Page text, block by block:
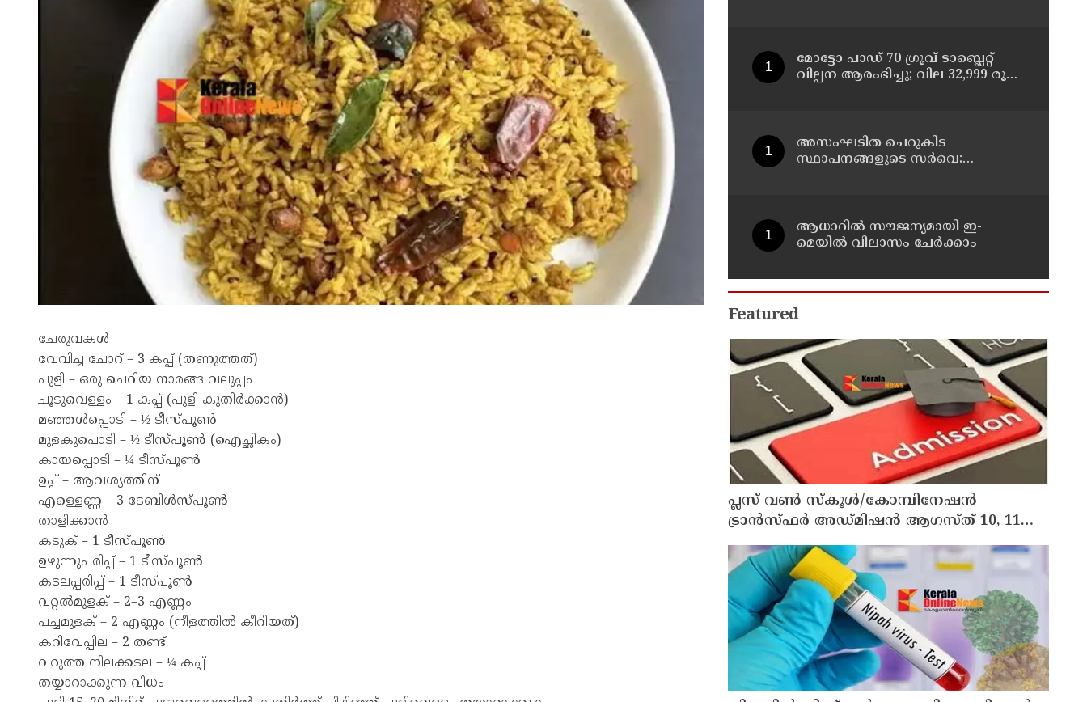
ചേരുവകൾ
വേവിച്ച ചോറ് – 3 കപ്പ് (തണുത്തത്)
പുളി – ഒരു ചെറിയ നാരങ്ങ വലുപ്പം
ചൂടുവെള്ളം – 1 കപ്പ് (പുളി കുതിർക്കാൻ)
മഞ്ഞൾപ്പൊടി – ½ ടീസ്പൂൺ
മുളകുപൊടി – ½ ടീസ്പൂൺ (ഐച്ഛികം)
കായപ്പൊടി – ¼ ടീസ്പൂൺ
ഉപ്പ് – ആവശ്യത്തിന്
എള്ളെണ്ണ – 3 ടേബിൾസ്പൂൺ
താളിക്കാൻ
കടുക് – 1 ടീസ്പൂൺ
ഉഴുന്നുപരിപ്പ് – 1 ടീസ്പൂൺ
കടലപ്പരിപ്പ് – 1 ടീസ്പൂൺ
വറ്റൽമുളക് – 2–3 എണ്ണം
പച്ചമുളക് – 2 എണ്ണം (നീളത്തിൽ കീറിയത്)
കറിവേപ്പില – 2 തണ്ട്
വറുത്ത നിലക്കടല – ¼ കപ്പ്
തയ്യാറാക്കുന്ന വിധം
മോട്ടോ പാഡ് 70 ഗ്രൂവ് ടാബ്ലെറ്റ്
വില്പന ആരംഭിച്ചു; വില 32,999 രൂപ
അസംഘടിത ചെറുകിട
സ്ഥാപനങ്ങളുടെ സർവെ:
ആധാറിൽ സൗജന്യമായി ഇ-
മെയിൽ വിലാസം ചേർക്കാം
Featured
പ്ലസ് വൺ സ്‌കൂൾ/കോമ്പിനേഷൻ
ട്രാൻസ്ഫർ അഡ്മിഷൻ ആഗസ്ത് 10, 11
തീയതികളിൽ